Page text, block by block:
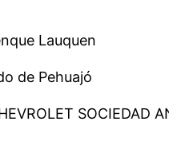
Lauquen
de Pehuajó
SOCIEDAD